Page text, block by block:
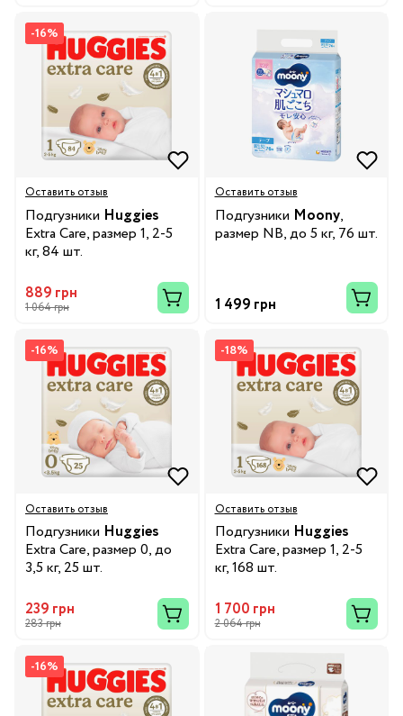
-16%
Оставить отзыв
Подгузники Huggies
Extra Care, размер 1, 2-5
кг, 84 шт.
889 грн
1 064 грн
Оставить отзыв
Подгузники Moony,
размер NB, до 5 кг, 76 шт.
1 499 грн
-16%
Оставить отзыв
Подгузники Huggies
Extra Care, размер 0, до
3,5 кг, 25 шт.
239 грн
283 грн
-18%
Оставить отзыв
Подгузники Huggies
Extra Care, размер 1, 2-5
кг, 168 шт.
1 700 грн
2 064 грн
-16%